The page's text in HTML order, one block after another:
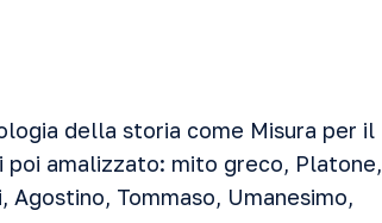
della storia come Misura per il
amalizzato: mito greco, Platone,
Tommaso, Umanesimo,